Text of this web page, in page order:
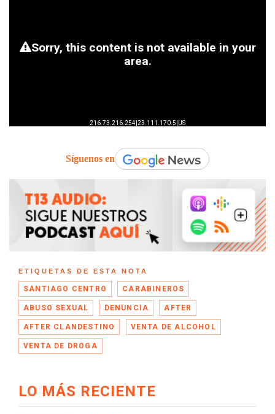
Síguenos en
ETIQUETAS DE ESTA NOTA
SANTIAGO CENTRO CARABINEROS
ABUSO SEXUAL DENUNCIA AFTER
AFTER CLANDESTINO VENTA DE ALCOHOL
VENTA DE DROGA
LO MÁS RECIENTE